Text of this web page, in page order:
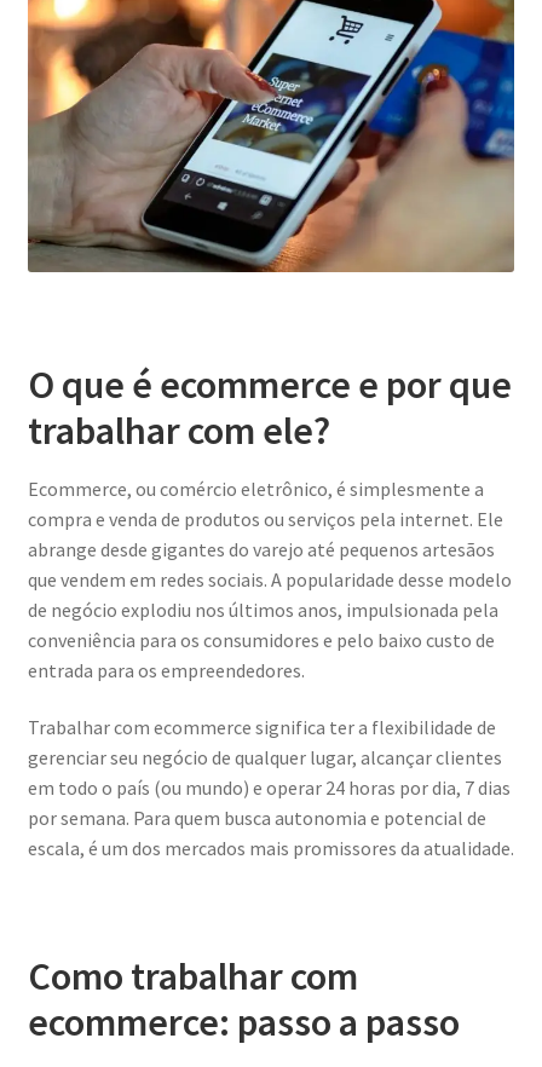
O que é ecommerce e por que
trabalhar com ele?
Ecommerce, ou comércio eletrônico, é simplesmente a
compra e venda de produtos ou serviços pela internet. Ele
abrange desde gigantes do varejo até pequenos artesãos
que vendem em redes sociais. A popularidade desse modelo
de negócio explodiu nos últimos anos, impulsionada pela
conveniência para os consumidores e pelo baixo custo de
entrada para os empreendedores.
Trabalhar com ecommerce significa ter a flexibilidade de
gerenciar seu negócio de qualquer lugar, alcançar clientes
em todo o país (ou mundo) e operar 24 horas por dia, 7 dias
por semana. Para quem busca autonomia e potencial de
escala, é um dos mercados mais promissores da atualidade.
Como trabalhar com
ecommerce: passo a passo